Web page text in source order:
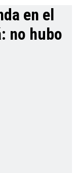
en el
no hubo